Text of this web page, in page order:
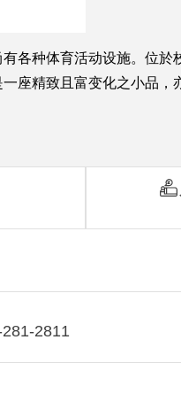
各种体育活动设施。位
座精致且富变化之小品，
2811